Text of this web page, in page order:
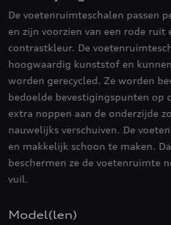
De voetenruimteschalen passen
en zijn voorzien van een rode ruit
contrastkleur. De
hoogwaardig kunststof en
worden gerecycled. Ze worden
bedoelde bevestigingspunten op
extra noppen aan de onderzijde
nauwelijks verschuiven. De
en makkelijk schoon te maken.
beschermen ze de voetenruimte
vuil.
Model(len)